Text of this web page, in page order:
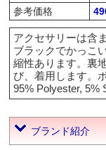
参考価格
アクセサリーは含
ブラックでかっこ
縮性あります。裏
び、着用します。
95% Polyester, 5%
ブランド紹介